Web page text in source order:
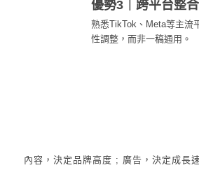
優勢3｜跨平台整
熟悉TikTok、Meta等主流
性調整，而非一稿通用。
內容，決定品牌高度 ; 廣告，決定成長